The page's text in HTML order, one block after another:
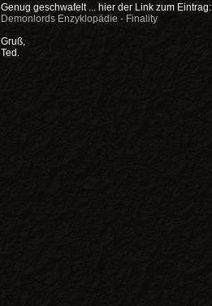
Genug geschwafelt ... hier der Link zum Eintrag:
Demonlords Enzyklopädie - Finality
Gruß,
Ted.